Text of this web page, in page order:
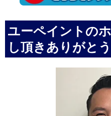
ユーペイントの
し頂きありがと